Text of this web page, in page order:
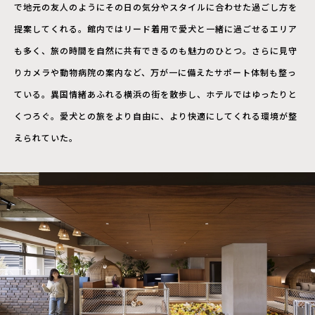
で地元の友人のようにその日の気分やスタイルに合わせた過ごし方を
提案してくれる。館内ではリード着用で愛犬と一緒に過ごせるエリア
も多く、旅の時間を自然に共有できるのも魅力のひとつ。さらに見守
りカメラや動物病院の案内など、万が一に備えたサポート体制も整っ
ている。異国情緒あふれる横浜の街を散歩し、ホテルではゆったりと
くつろぐ。愛犬との旅をより自由に、より快適にしてくれる環境が整
えられていた。